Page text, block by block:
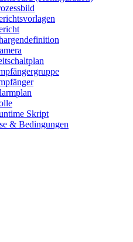
Skript
& Bedingungen